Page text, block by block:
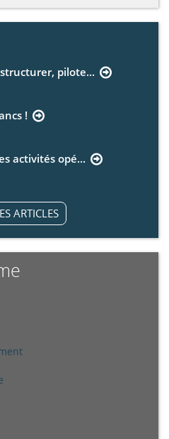
pilote...
!
activités opé...
ARTICLES